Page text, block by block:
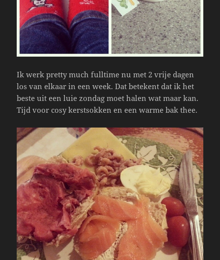
Ik werk pretty much fulltime nu met 2 vrije dagen
los van elkaar in een week. Dat betekent dat ik het
beste uit een luie zondag moet halen wat maar kan.
Tijd voor cosy kerstsokken en een warme bak thee.